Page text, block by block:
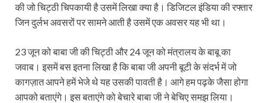
की जो चिट्ठी चिपकायी है उसमें लिखा क्या है। डिजिटल इंडिया की रफ्तार
जिन दुर्लभ अवसरों पर सामने आती है उसमें एक अवसर यह भी था।
23 जून को बाबा जी की चिट्ठी और 24 जून को मंत्रालय के बाबू का
जवाब। इसमें बस इतना लिखा है कि बाबा जी अपनी बूटी के संदर्भ में जो
कागज़ात आपने हमें भेजे थे यह उसकी पावती है। आगे हम पढ़के जैसा होगा
आपको बताएंगे। इस बताएंगे को बेचारे बाबा जी ने बेचिए समझ लिया।